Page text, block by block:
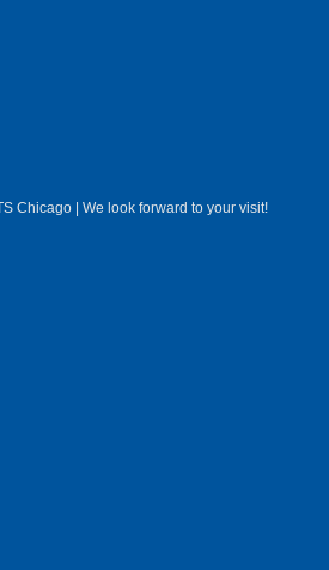
Chicago | We look forward to your visit!